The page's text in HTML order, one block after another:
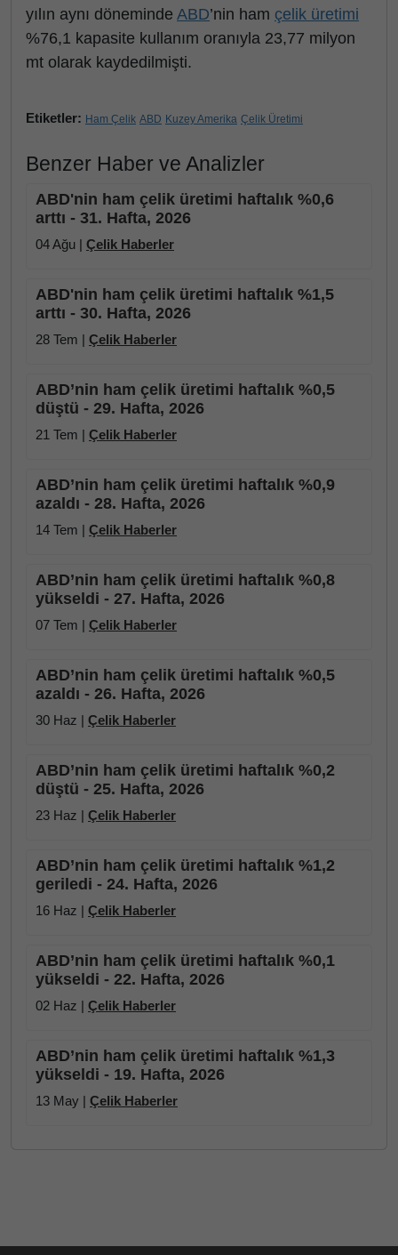
yılın aynı döneminde ABD’nin ham çelik üretimi
%76,1 kapasite kullanım oranıyla 23,77 milyon
mt olarak kaydedilmişti.
Etiketler: Ham Çelik ABD Kuzey Amerika Çelik Üretimi
Benzer Haber ve Analizler
ABD'nin ham çelik üretimi haftalık %0,6
arttı - 31. Hafta, 2026
04 Ağu | Çelik Haberler
ABD'nin ham çelik üretimi haftalık %1,5
arttı - 30. Hafta, 2026
28 Tem | Çelik Haberler
ABD’nin ham çelik üretimi haftalık %0,5
düştü - 29. Hafta, 2026
21 Tem | Çelik Haberler
ABD’nin ham çelik üretimi haftalık %0,9
azaldı - 28. Hafta, 2026
14 Tem | Çelik Haberler
ABD’nin ham çelik üretimi haftalık %0,8
yükseldi - 27. Hafta, 2026
07 Tem | Çelik Haberler
ABD’nin ham çelik üretimi haftalık %0,5
azaldı - 26. Hafta, 2026
30 Haz | Çelik Haberler
ABD’nin ham çelik üretimi haftalık %0,2
düştü - 25. Hafta, 2026
23 Haz | Çelik Haberler
ABD’nin ham çelik üretimi haftalık %1,2
geriledi - 24. Hafta, 2026
16 Haz | Çelik Haberler
ABD’nin ham çelik üretimi haftalık %0,1
yükseldi - 22. Hafta, 2026
02 Haz | Çelik Haberler
ABD’nin ham çelik üretimi haftalık %1,3
yükseldi - 19. Hafta, 2026
13 May | Çelik Haberler